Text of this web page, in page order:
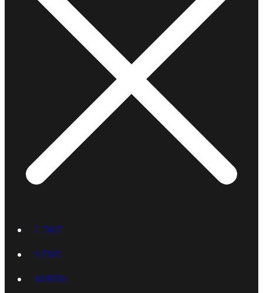
HOME
NEWS
KARIBIK